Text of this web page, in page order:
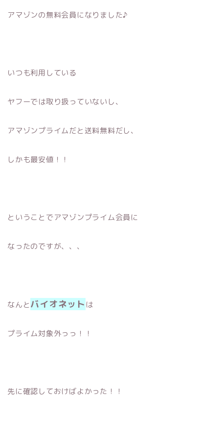
アマゾンの無料会員になりました♪
いつも利用している
ヤフーでは取り扱っていないし、
アマゾンプライムだと送料無料だし、
しかも最安値！！
ということでアマゾンプライム会員に
なったのですが、、、
なんとバイオネット は
プライム対象外っっ！！
先に確認しておけばよかった！！